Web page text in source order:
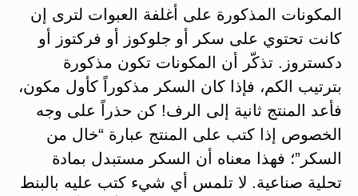
المكونات المذكورة على أغلفة العبوات لترى إن
كانت تحتوي على سكر أو جلوكوز أو فركتوز أو
دكستروز. تذكّر أن المكونات تكون مذكورة
بترتيب الكم، فإذا كان السكر مذكوراً كأول مكون،
فأعد المنتج ثانية إلى الرف! كن حذراً على وجه
الخصوص إذا كتب على المنتج عبارة “خال من
السكر”؛ فهذا معناه أن السكر مستبدل بمادة
تحلية صناعية. لا تلمس أي شيء كتب عليه بالبنط